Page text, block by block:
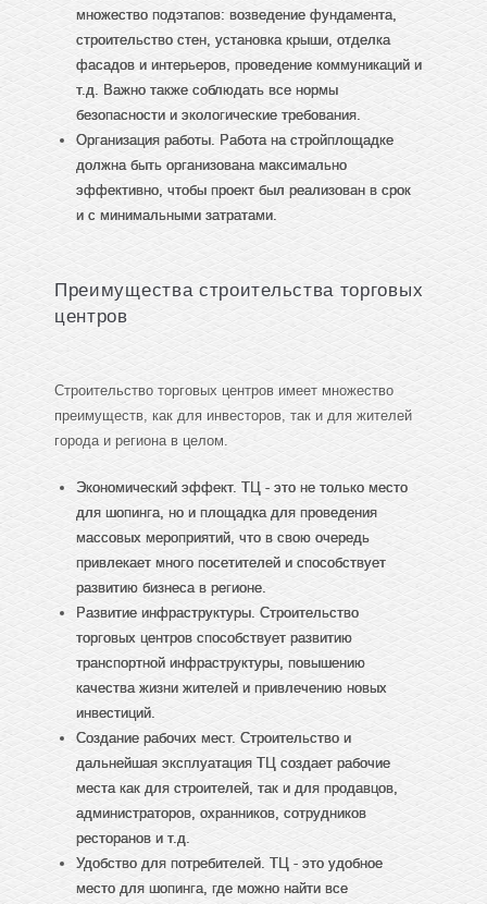
множество подэтапов: возведение фундамента,
строительство стен, установка крыши, отделка
фасадов и интерьеров, проведение коммуникаций и
т.д. Важно также соблюдать все нормы
безопасности и экологические требования.
Организация работы. Работа на стройплощадке
должна быть организована максимально
эффективно, чтобы проект был реализован в срок
и с минимальными затратами.
Преимущества строительства торговых
центров
Строительство торговых центров имеет множество
преимуществ, как для инвесторов, так и для жителей
города и региона в целом.
Экономический эффект. ТЦ - это не только место
для шопинга, но и площадка для проведения
массовых мероприятий, что в свою очередь
привлекает много посетителей и способствует
развитию бизнеса в регионе.
Развитие инфраструктуры. Строительство
торговых центров способствует развитию
транспортной инфраструктуры, повышению
качества жизни жителей и привлечению новых
инвестиций.
Создание рабочих мест. Строительство и
дальнейшая эксплуатация ТЦ создает рабочие
места как для строителей, так и для продавцов,
администраторов, охранников, сотрудников
ресторанов и т.д.
Удобство для потребителей. ТЦ - это удобное
место для шопинга, где можно найти все